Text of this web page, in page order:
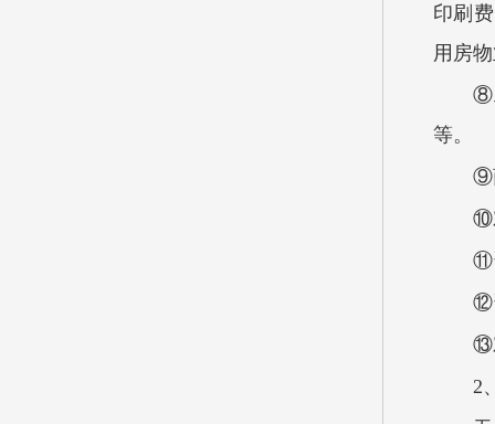
印刷
用房
⑧
等。
⑨
⑩
⑪
⑫
⑬
2